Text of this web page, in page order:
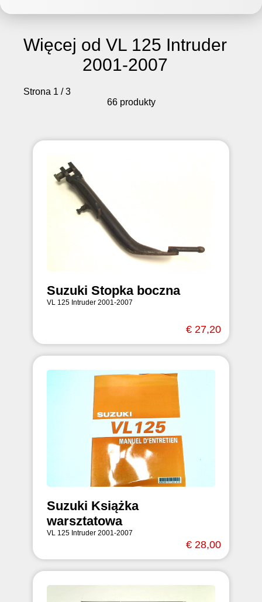
Więcej od VL 125 Intruder
2001-2007
Strona 1 / 3
66 produkty
Suzuki Stopka boczna
VL 125 Intruder 2001-2007
€ 27,20
Suzuki Książka
warsztatowa
VL 125 Intruder 2001-2007
€ 28,00